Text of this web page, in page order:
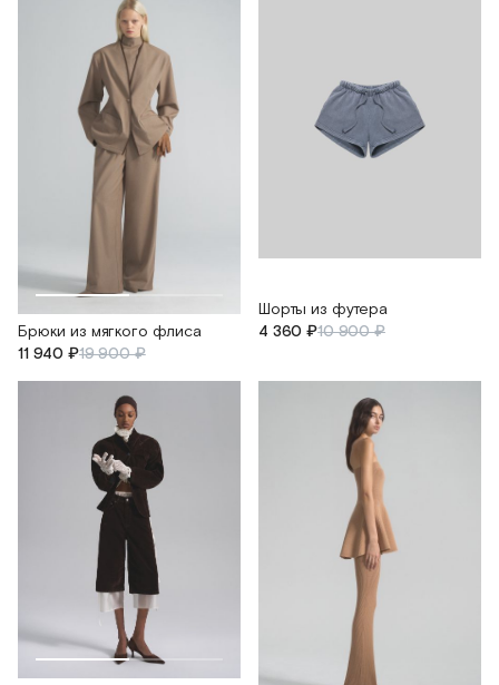
Брюки из мягкого флиса
11 940 ₽19 900 ₽
Шорты из футера
4 360 ₽10 900 ₽